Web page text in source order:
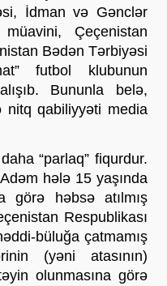
İdman və Gənclər
Çeçenistan
Bədən Tərbiyəsi
futbol klubunun
Bununla belə,
nitq qabiliyyəti media
“parlaq” fiqurdur.
hələ 15 yaşında
Respublikası
büluğa çatmamış
(yəni atasının)
olunmasına görə